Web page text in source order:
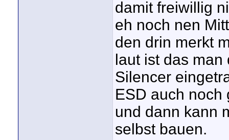
damit freiwillig
eh noch nen
den drin merkt
laut ist das
Silencer
ESD auch noch
und dann kann
selbst bauen.